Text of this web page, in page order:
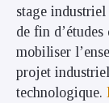
stage
de fin
mobiliser
projet
technologique.